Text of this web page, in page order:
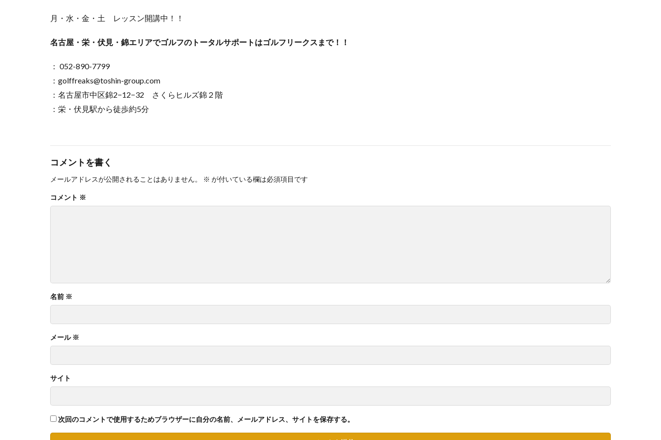
月・水・金・土 レッスン開講中！！
名古屋・栄・伏見・錦エリアでゴルフのトータルサポートはゴルフリークスまで！！
： 052-890-7799
：golffreaks@toshin-group.com
：名古屋市中区錦2−12−32 さくらヒルズ錦２階
：栄・伏見駅から徒歩約5分
コメントを書く
メールアドレスが公開されることはありません。 ※ が付いている欄は必須項目です
コメント ※
名前 ※
メール ※
サイト
次回のコメントで使用するためブラウザーに自分の名前、メールアドレス、サイトを保存する。